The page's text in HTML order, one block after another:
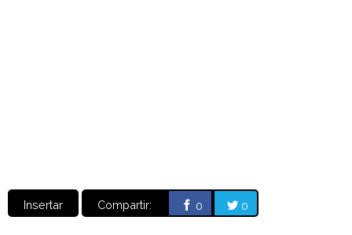
Insertar Compartir: 0 0